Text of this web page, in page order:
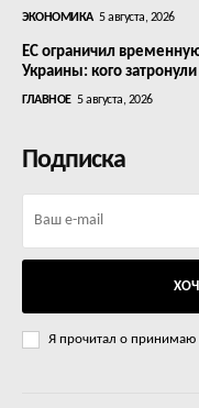
ЭКОНОМИКА 5 августа, 2026
ЕС ограничил
Украины: кого
ГЛАВНОЕ 5 августа, 2026
Подписка
Я прочитал о принимаю